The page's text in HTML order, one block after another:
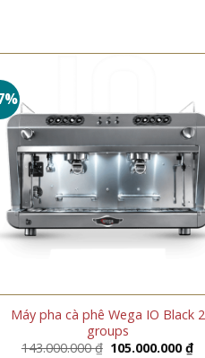
Máy pha cà phê Wega IO Black 2
groups
143.000.000₫ Giá
105.000.000₫Giá